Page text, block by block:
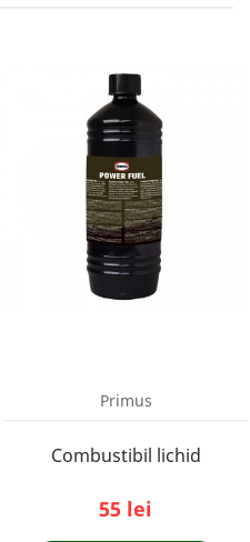
Primus
Combustibil lichid
55 lei